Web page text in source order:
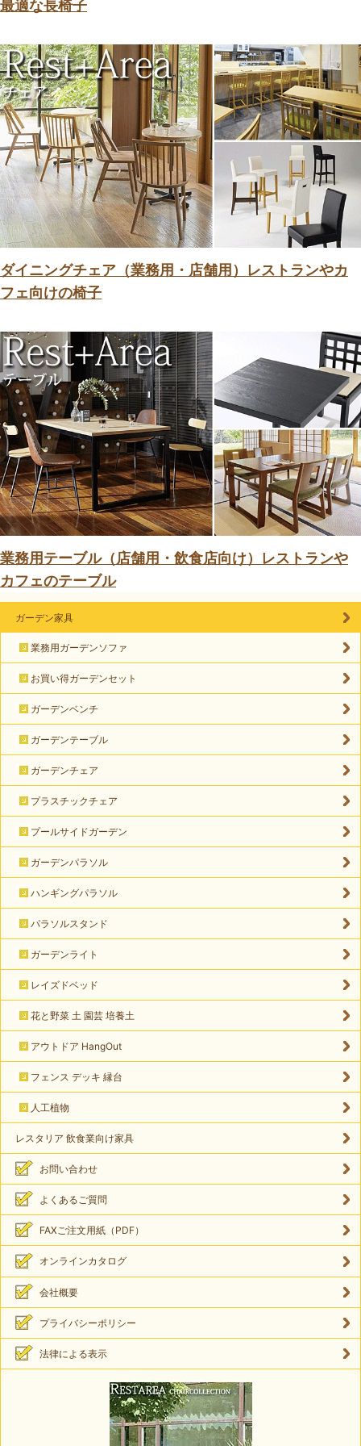
最適な長椅子
ダイニングチェア（業務用・店舗用）レストランやカ
フェ向けの椅子
業務用テーブル（店舗用・飲食店向け）レストランや
カフェのテーブル
ガーデン家具
業務用ガーデンソファ
お買い得ガーデンセット
ガーデンベンチ
ガーデンテーブル
ガーデンチェア
プラスチックチェア
プールサイドガーデン
ガーデンパラソル
ハンギングパラソル
パラソルスタンド
ガーデンライト
レイズドベッド
花と野菜 土 園芸 培養土
アウトドア HangOut
フェンス デッキ 縁台
人工植物
レスタリア 飲食業向け家具
お問い合わせ
よくあるご質問
FAXご注文用紙（PDF）
オンラインカタログ
会社概要
プライバシーポリシー
法律による表示